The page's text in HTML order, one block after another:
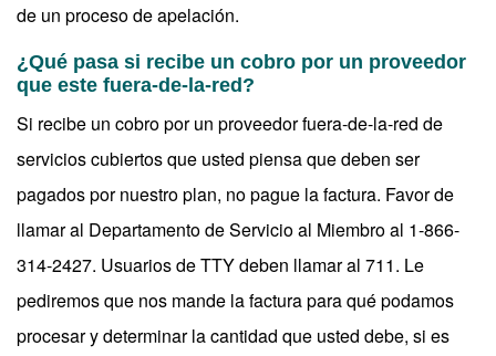
de un proceso de apelación.
¿Qué pasa si recibe un cobro por un proveedor
que este fuera-de-la-red?
Si recibe un cobro por un proveedor fuera-de-la-red de
servicios cubiertos que usted piensa que deben ser
pagados por nuestro plan, no pague la factura. Favor de
llamar al Departamento de Servicio al Miembro al 1-866-
314-2427. Usuarios de TTY deben llamar al 711. Le
pediremos que nos mande la factura para qué podamos
procesar y determinar la cantidad que usted debe, si es